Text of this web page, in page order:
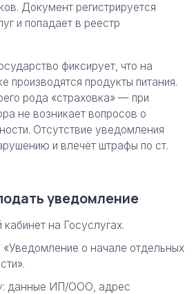
Документ регистрируется
и попадает в реестр
фиксирует, что на
производятся продукты питания.
рода «страховка» — при
не возникает вопросов о
Отсутствие уведомления
и влечёт штрафы по ст.
уведомление
на Госуслугах.
«Уведомление о начале отдельных
данные ИП/ООО, адрес